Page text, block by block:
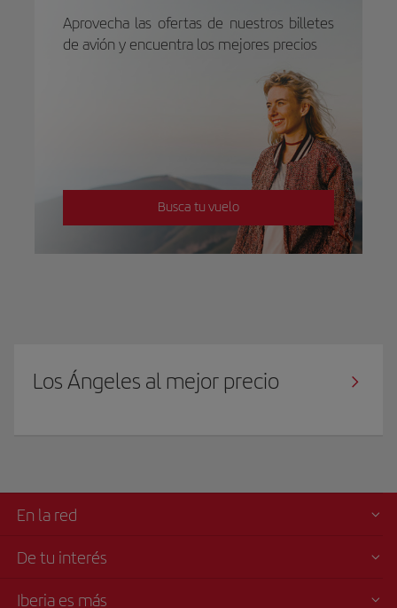
Aprovecha las ofertas de nuestros billetes
de avión y encuentra los mejores precios
Busca tu vuelo
Los Ángeles al mejor precio
En la red
De tu interés
Iberia es más